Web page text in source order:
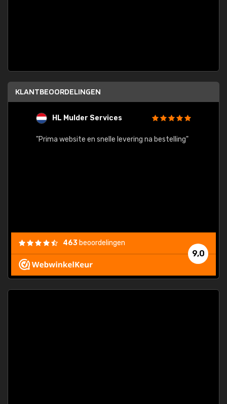
KLANTBEOORDELINGEN
HL Mulder Services
"Prima website en snelle levering na bestelling"
9,0
463 beoordelingen